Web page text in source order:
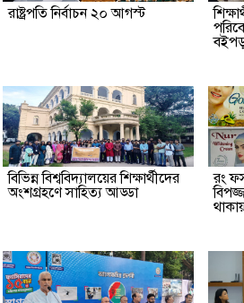
রাষ্ট্রপতি নির্বাচন ২০ আগস্ট
বিভিন্ন বিশ্ববিদ্যালয়ের শিক্ষার্থীদের
অংশগ্রহণে সাহিত্য আড্ডা
রং